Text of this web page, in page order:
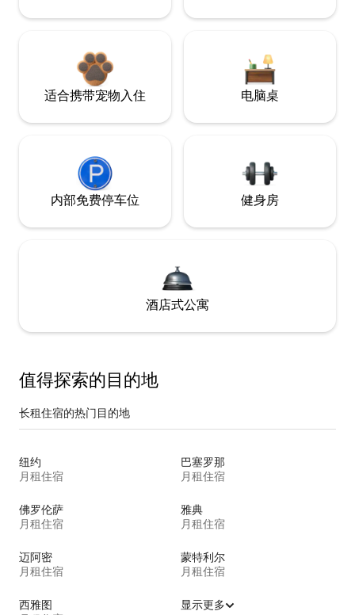
适合携带宠物入住 电脑桌
内部免费停车位 健身房
酒店式公寓
值得探索的目的地
长租住宿的热门目的地
纽约
月租住宿
巴塞罗那
月租住宿
佛罗伦萨
月租住宿
雅典
月租住宿
迈阿密
月租住宿
蒙特利尔
月租住宿
西雅图
显示更多